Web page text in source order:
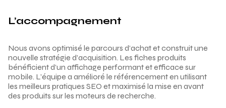
L’accompagnement
Nous avons optimisé le parcours d’achat et construit une
nouvelle stratégie d’acquisition. Les fiches produits
bénéficient d’un affichage performant et efficace sur
mobile. L’équipe a amélioré le référencement en utilisant
les meilleurs pratiques SEO et maximisé la mise en avant
des produits sur les moteurs de recherche.